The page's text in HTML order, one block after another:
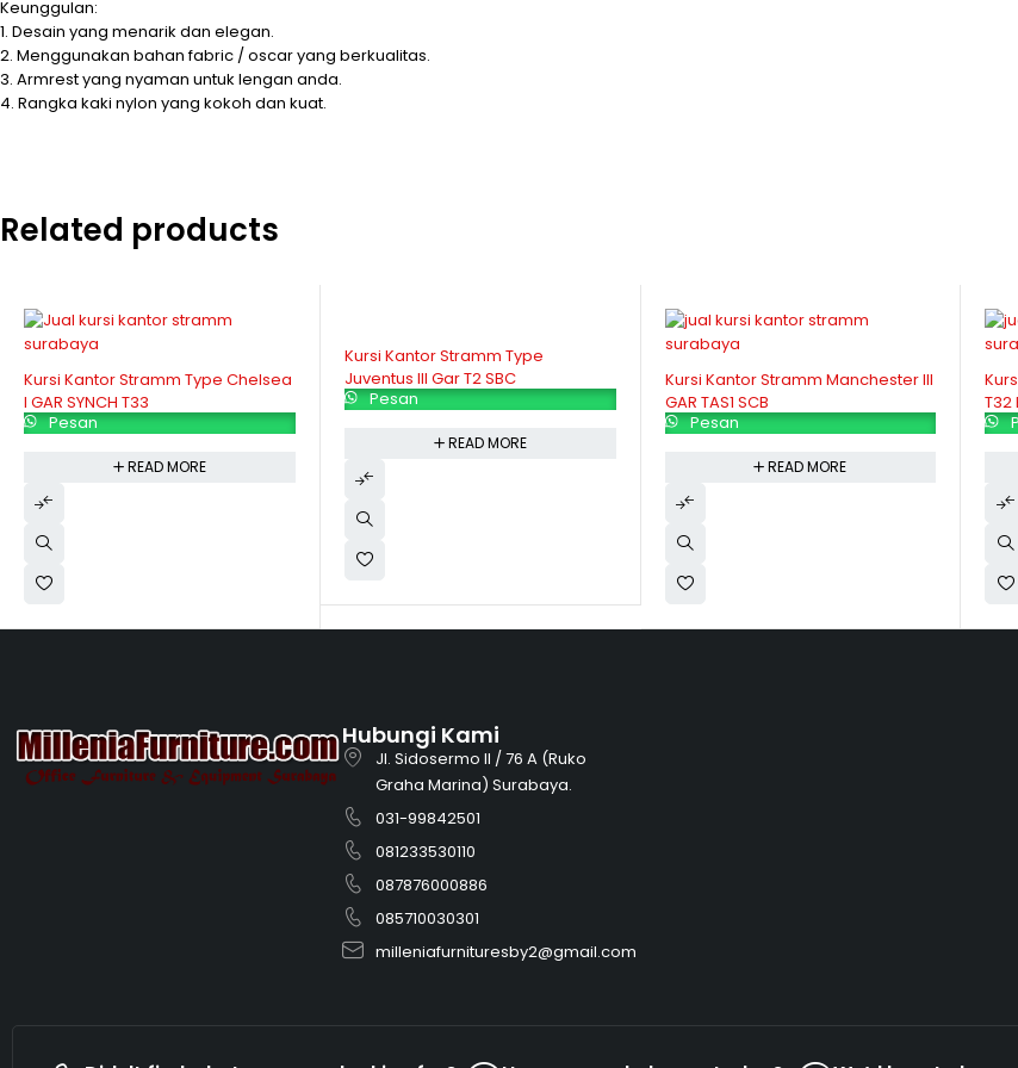
Keunggulan:
1. Desain yang menarik dan elegan.
2. Menggunakan bahan fabric / oscar yang berkualitas.
3. Armrest yang nyaman untuk lengan anda.
4. Rangka kaki nylon yang kokoh dan kuat.
Related products
Kursi Kantor Stramm Type Chelsea
I GAR SYNCH T33
Pesan
READ MORE
Kursi Kantor Stramm Type
Juventus III Gar T2 SBC
Pesan
READ MORE
Kursi Kantor Stramm Manchester III
GAR TAS1 SCB
Pesan
READ MORE
T32
Hubungi Kami
Jl. Sidosermo II / 76 A (Ruko
Graha Marina) Surabaya.
031-99842501
081233530110
087876000886
085710030301
milleniafurnituresby2@gmail.com